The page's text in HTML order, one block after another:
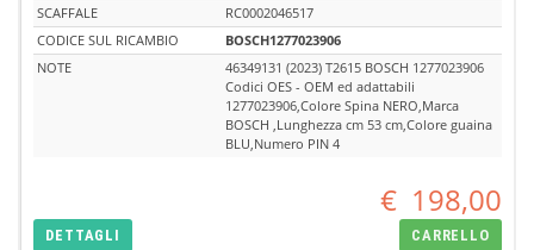
SCAFFALE
RC0002046517
CODICE SUL RICAMBIO
BOSCH1277023906
NOTE
46349131 (2023) T2615 BOSCH 1277023906
Codici OES - OEM ed adattabili
1277023906,Colore Spina NERO,Marca
BOSCH ,Lunghezza cm 53 cm,Colore guaina
BLU,Numero PIN 4
€ 198,00
DETTAGLI CARRELLO